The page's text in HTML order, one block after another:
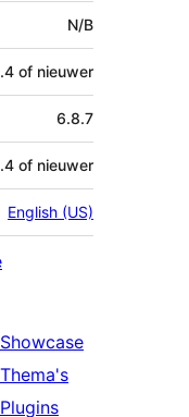
N/B
of nieuwer
6.8.7
of nieuwer
English (US)
Showcase
Thema's
Plugins